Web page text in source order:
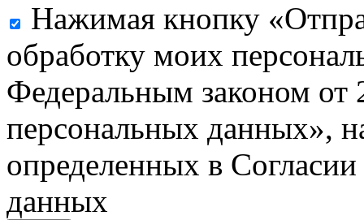
Нажимая кнопку
обработку моих
Федеральным законом
персональных данных»,
определенных в
данных